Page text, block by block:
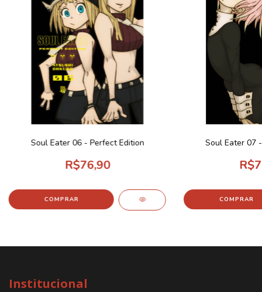
Soul Eater 06 - Perfect Edition
R$76,90
Soul Eater 07
Institucional